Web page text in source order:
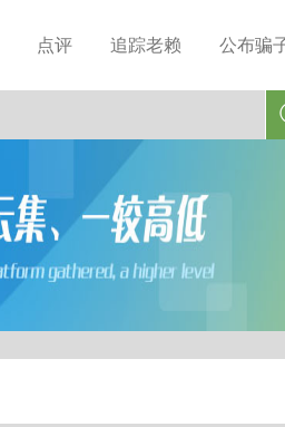
点评 追踪老赖 公布骗